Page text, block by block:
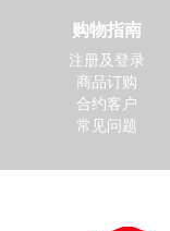
购物指南
注册及登录
商品订购
合约客户
常见问题